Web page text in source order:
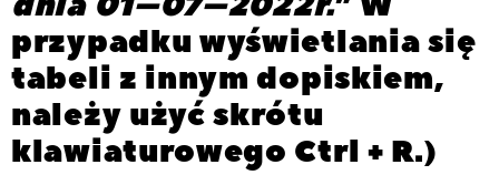
przypadku wyświetlania się
tabeli z innym dopiskiem,
należy użyć skrótu
klawiaturowego Ctrl + R.)